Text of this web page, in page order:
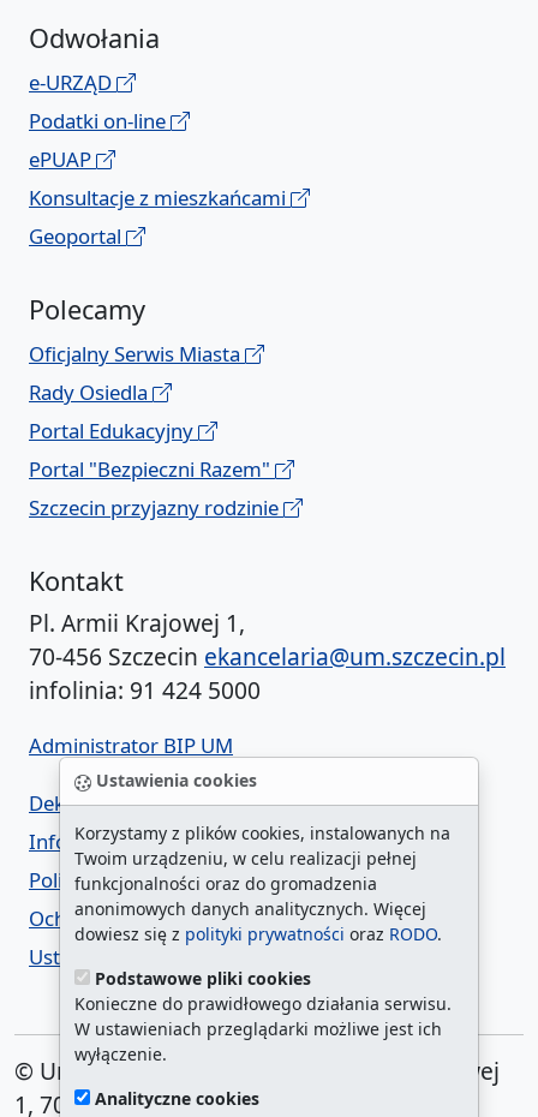
Ustawienia cookies
Korzystamy z plików cookies, instalowanych na
Twoim urządzeniu, w celu realizacji pełnej
funkcjonalności oraz do gromadzenia
anonimowych danych analitycznych. Więcej
dowiesz się z polityki prywatności oraz RODO.
Podstawowe pliki cookies
Konieczne do prawidłowego działania serwisu.
W ustawieniach przeglądarki możliwe jest ich
wyłączenie.
Analityczne cookies
Odwołania
e-URZĄD
Podatki on-line
ePUAP
Konsultacje z mieszkańcami
Geoportal
Polecamy
Oficjalny Serwis Miasta
Rady Osiedla
Portal Edukacyjny
Portal "Bezpieczni Razem"
Szczecin przyjazny rodzinie
Kontakt
Pl. Armii Krajowej 1,
70-456 Szczecin ekancelaria@um.szczecin.pl
infolinia: 91 424 5000
Administrator BIP UM
Deklaracja dostępności
Informacja o urzędzie w ETR
Polityka prywatności
Ochrona danych osobowych
Ustawienia cookies
© Urząd Miasta Szczecin. Plac Armii Krajowej
1, 70-456 Szczecin